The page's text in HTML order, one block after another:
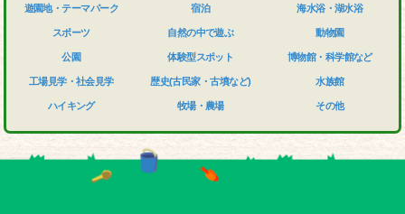
遊園地・テーマパーク
スポーツ
公園
工場見学・社会見学
ハイキング
宿泊
自然の中で遊ぶ
体験型スポット
歴史(古民家・古墳など)
牧場・農場
海水浴・湖水浴
動物園
博物館・科学館など
水族館
その他